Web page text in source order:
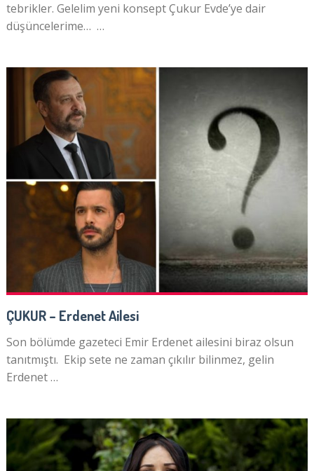
tebrikler. Gelelim yeni konsept Çukur Evde’ye dair
düşüncelerime… …
ÇUKUR – Erdenet Ailesi
Son bölümde gazeteci Emir Erdenet ailesini biraz olsun
tanıtmıştı. Ekip sete ne zaman çıkılır bilinmez, gelin
Erdenet …